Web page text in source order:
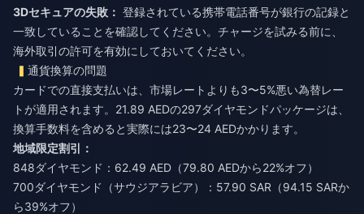
3Dセキュアの失敗： 登録されている携帯電話番号が銀行の記録と
一致していることを確認してください。チャージを試みる前に、
海外取引の許可を有効にしておいてください。
通貨換算の問題
カードでの直接支払いは、市場レートよりも3〜5%悪い為替レー
トが適用されます。21.89 AEDの297ダイヤモンドパッケージは、
換算手数料を含めると実際には23〜24 AEDかかります。
地域限定割引：
848ダイヤモンド：62.49 AED（79.80 AEDから22%オフ）
700ダイヤモンド（サウジアラビア）：57.90 SAR（94.15 SARか
ら39%オフ）